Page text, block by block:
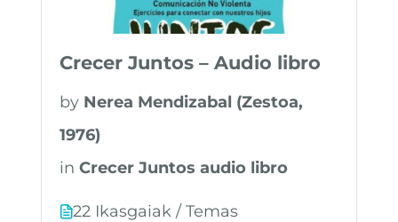
Crecer Juntos – Audio libro
by Nerea Mendizabal (Zestoa,
1976)
in Crecer Juntos audio libro
22 Ikasgaiak / Temas